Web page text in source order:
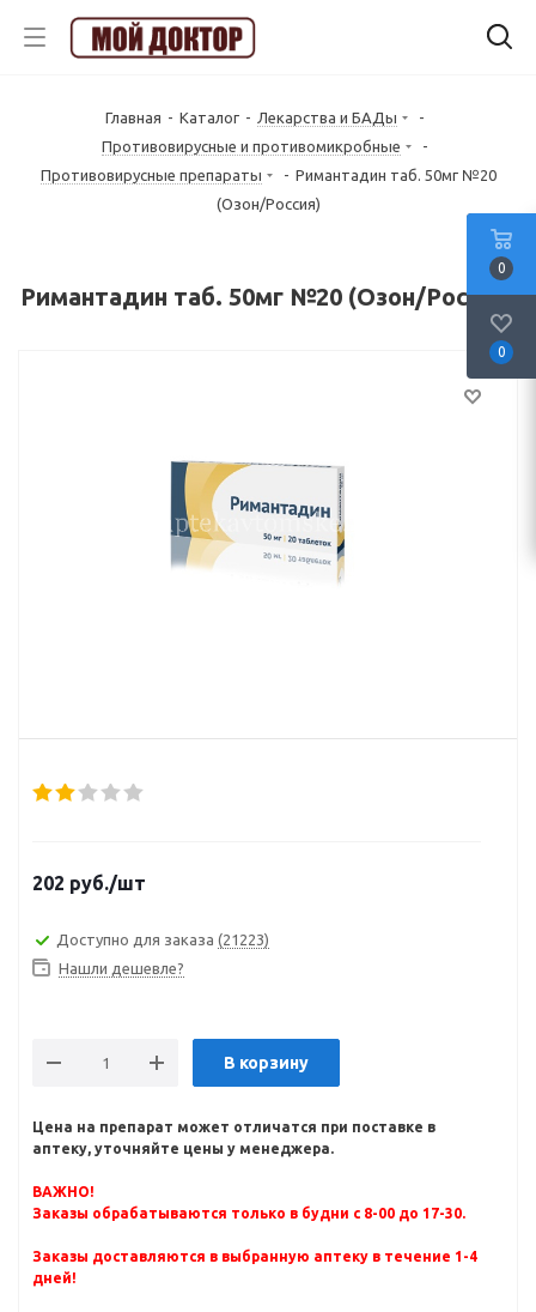
Главная - Каталог - Лекарства и БАДы
-
Противовирусные и противомикробные
-
Противовирусные препараты
- Римантадин таб. 50мг №20
(Озон/Россия)
Римантадин таб. 50мг №20 (Озон/Россия)
202 руб./шт
Доступно для заказа (21223)
Нашли дешевле?
В корзину
Цена на препарат может отличатся при поставке в
аптеку, уточняйте цены у менеджера.
ВАЖНО!
Заказы обрабатываются только в будни с 8-00 до 17-30.
Заказы доставляются в выбранную аптеку в течение 1-4
дней!
0
0